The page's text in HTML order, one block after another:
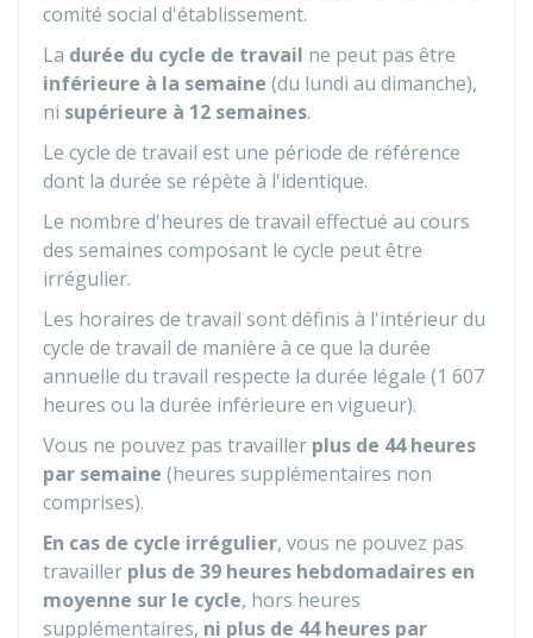
comité social d'établissement.
La durée du cycle de travail ne peut pas être
inférieure à la semaine (du lundi au dimanche),
ni supérieure à 12 semaines.
Le cycle de travail est une période de référence
dont la durée se répète à l'identique.
Le nombre d'heures de travail effectué au cours
des semaines composant le cycle peut être
irrégulier.
Les horaires de travail sont définis à l'intérieur du
cycle de travail de manière à ce que la durée
annuelle du travail respecte la durée légale (1 607
heures ou la durée inférieure en vigueur).
Vous ne pouvez pas travailler plus de 44 heures
par semaine (heures supplémentaires non
comprises).
En cas de cycle irrégulier, vous ne pouvez pas
travailler plus de 39 heures hebdomadaires en
moyenne sur le cycle, hors heures
supplémentaires, ni plus de 44 heures par